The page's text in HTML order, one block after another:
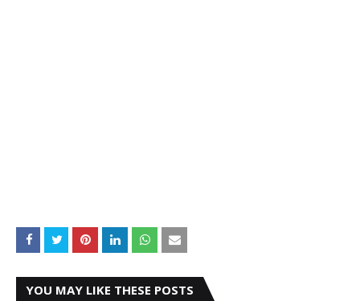
YOU MAY LIKE THESE POSTS